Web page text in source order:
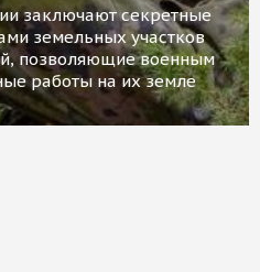
заключают секретные
земельных участков
позволяющие военным
работы на их земле